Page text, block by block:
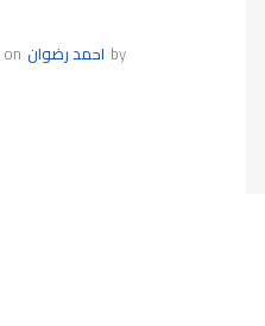
by احمد رضوان on